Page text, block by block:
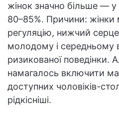
жінок значно більше — у
80–85%. Причини:
регуляцію, нижчий
молодому і середньому
ризикованої поведінки.
намагалось включити
доступних чоловіків-
рідкісніші.